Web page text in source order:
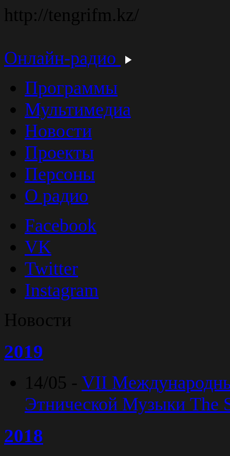
http://tengrifm.kz/
Онлайн-радио
Программы
Мультимедиа
Новости
Проекты
Персоны
О радио
Facebook
VK
Twitter
Instagram
Новости
2019
14/05 - VII
Этнической Музыки The
2018